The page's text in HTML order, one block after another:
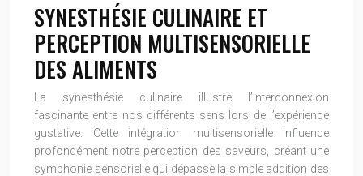
SYNESTHÉSIE CULINAIRE ET
PERCEPTION MULTISENSORIELLE
DES ALIMENTS
La synesthésie culinaire illustre l’interconnexion
fascinante entre nos différents sens lors de l’expérience
gustative. Cette intégration multisensorielle influence
profondément notre perception des saveurs, créant une
symphonie sensorielle qui dépasse la simple addition des